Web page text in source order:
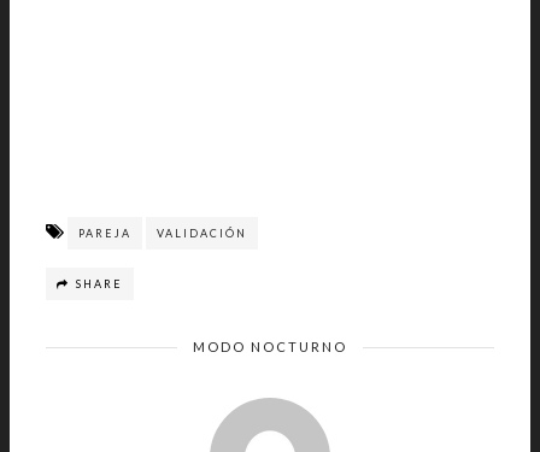
PAREJA VALIDACIÓN
SHARE
MODO NOCTURNO